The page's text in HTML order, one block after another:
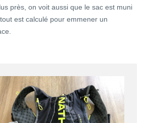
près, on voit aussi que le sac est muni
est calculé pour emmener un